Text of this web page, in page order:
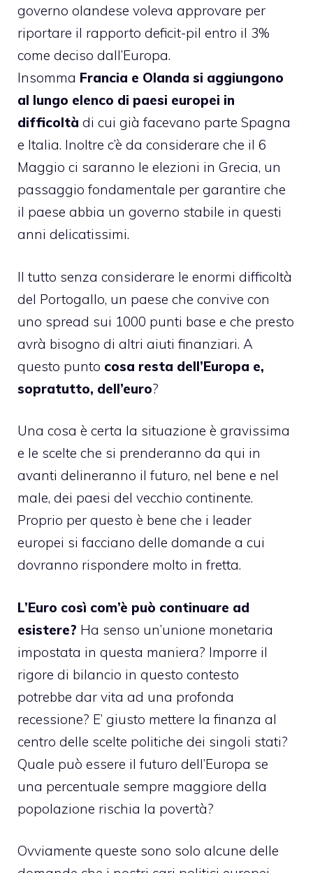
governo olandese voleva approvare per
riportare il rapporto deficit-pil entro il 3%
come deciso dall’Europa.
Insomma Francia e Olanda si aggiungono
al lungo elenco di paesi europei in
difficoltà di cui già facevano parte Spagna
e Italia. Inoltre c’è da considerare che il 6
Maggio ci saranno le elezioni in Grecia, un
passaggio fondamentale per garantire che
il paese abbia un governo stabile in questi
anni delicatissimi.
Il tutto senza considerare le enormi difficoltà
del Portogallo, un paese che convive con
uno spread sui 1000 punti base e che presto
avrà bisogno di altri aiuti finanziari. A
questo punto cosa resta dell’Europa e,
sopratutto, dell’euro?
Una cosa è certa la situazione è gravissima
e le scelte che si prenderanno da qui in
avanti delineranno il futuro, nel bene e nel
male, dei paesi del vecchio continente.
Proprio per questo è bene che i leader
europei si facciano delle domande a cui
dovranno rispondere molto in fretta.
L’Euro così com’è può continuare ad
esistere? Ha senso un’unione monetaria
impostata in questa maniera? Imporre il
rigore di bilancio in questo contesto
potrebbe dar vita ad una profonda
recessione? E’ giusto mettere la finanza al
centro delle scelte politiche dei singoli stati?
Quale può essere il futuro dell’Europa se
una percentuale sempre maggiore della
popolazione rischia la povertà?
Ovviamente queste sono solo alcune delle